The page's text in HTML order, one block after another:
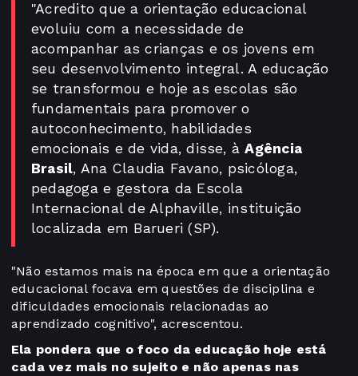
"Acredito que a orientação educacional
evoluiu com a necessidade de
acompanhar as crianças e os jovens em
seu desenvolvimento integral. A educação
se transformou e hoje as escolas são
fundamentais para promover o
autoconhecimento, habilidades
emocionais e de vida, disse, àAgência
Brasil, Ana Claudia Favano, psicóloga,
pedagoga e gestora da Escola
Internacional de Alphaville, instituição
localizada em Barueri (SP).
"Não estamos mais na época em que a orientação
educacional focava em questões de disciplina e
dificuldades emocionais relacionadas ao
aprendizado cognitivo", acrescentou.
Ela pondera que o foco da educação hoje está
cada vez mais no sujeito e não apenas nas